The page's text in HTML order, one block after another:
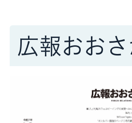
広報おお